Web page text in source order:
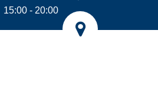
15:00 - 20:00